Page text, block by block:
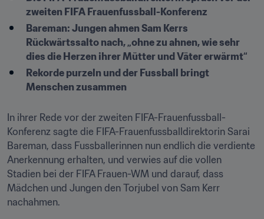
zweiten FIFA Frauenfussball-Konferenz
Bareman: Jungen ahmen Sam Kerrs
Rückwärtssalto nach, „ohne zu ahnen, wie sehr
dies die Herzen ihrer Mütter und Väter erwärmt“
Rekorde purzeln und der Fussball bringt
Menschen zusammen
In ihrer Rede vor der zweiten FIFA-Frauenfussball-
Konferenz sagte die FIFA-Frauenfussballdirektorin Sarai
Bareman, dass Fussballerinnen nun endlich die verdiente
Anerkennung erhalten, und verwies auf die vollen
Stadien bei der FIFA Frauen-WM und darauf, dass
Mädchen und Jungen den Torjubel von Sam Kerr
nachahmen.